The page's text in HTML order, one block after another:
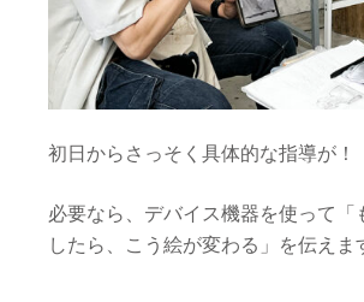
初日からさっそく具体的な指導が！
必要なら、デバイス機器を使って「
したら、こう絵が変わる」を伝えま